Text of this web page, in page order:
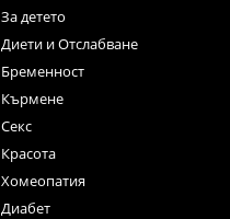
За детето
Диети и Отслабване
Бременност
Кърмене
Секс
Красота
Хомеопатия
Диабет